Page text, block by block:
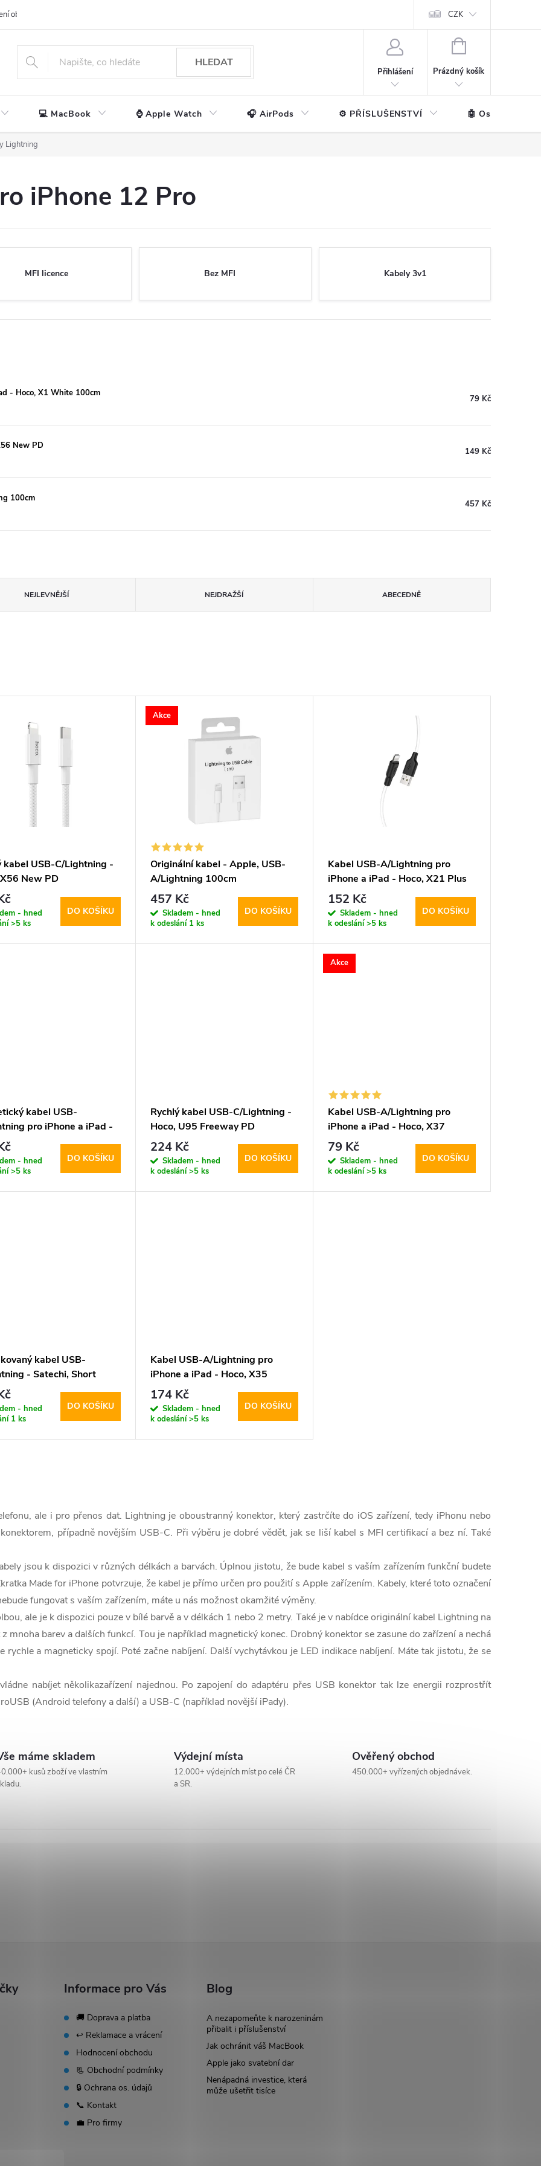
obchodu CZK
HLEDAT
Přihlášení
NÁKUPNÍ
Prázdný košík
💻 MacBook ⌚ Apple Watch 🎧 AirPods ⚙️ PŘÍSLUŠENSTVÍ 🤖 Ostatní
Lightning
iPhone 12 Pro
MFI licence Bez MFI Kabely 3v1
- Hoco, X1 White 100cm
79 Kč
New PD
149 Kč
100cm
457 Kč
NEJLEVNĚJŠÍ NEJDRAŽŠÍ ABECEDNĚ
kabel USB-C/Lightning -
New PD
- hned
>5 ks
DO KOŠÍKU
Akce
Originální kabel - Apple, USB-
A/Lightning 100cm
457 Kč
Skladem - hned
k odeslání 1 ks
DO KOŠÍKU
Kabel USB-A/Lightning pro
iPhone a iPad - Hoco, X21 Plus
White
152 Kč
Skladem - hned
k odeslání>5 ks
DO KOŠÍKU
kabel USB-
pro iPhone a iPad -
Sereno Black
- hned
>5 ks
DO KOŠÍKU
Rychlý kabel USB-C/Lightning -
Hoco, U95 Freeway PD
224 Kč
Skladem - hned
k odeslání>5 ks
DO KOŠÍKU
Akce
Kabel USB-A/Lightning pro
iPhone a iPad - Hoco, X37
CoolPower
79 Kč
Skladem - hned
k odeslání>5 ks
DO KOŠÍKU
kabel USB-
- Satechi, Short
- hned
1 ks
DO KOŠÍKU
Kabel USB-A/Lightning pro
iPhone a iPad - Hoco, X35
Premium 25cm
174 Kč
Skladem - hned
k odeslání>5 ks
DO KOŠÍKU
ale i pro přenos dat. Lightning je oboustranný konektor, který zastrčíte do iOS zařízení, tedy iPhonu nebo
případně novějším USB-C. Při výběru je dobré vědět, jak se liší kabel s MFI certifikací a bez ní. Také
jsou k dispozici v různých délkách a barvách. Úplnou jistotu, že bude kabel s vaším zařízením funkční budete
Made for iPhone potvrzuje, že kabel je přímo určen pro použití s Apple zařízením. Kabely, které toto označení
fungovat s vaším zařízením, máte u nás možnost okamžité výměny.
ale je k dispozici pouze v bílé barvě a v délkách 1 nebo 2 metry. Také je v nabídce originální kabel Lightning na
mnoha barev a dalších funkcí. Tou je například magnetický konec. Drobný konektor se zasune do zařízení a nechá
a magneticky spojí. Poté začne nabíjení. Další vychytávkou je LED indikace nabíjení. Máte tak jistotu, že se
nabíjet několikazařízení najednou. Po zapojení do adaptéru přes USB konektor tak lze energii rozprostřít
(Android telefony a další) a USB-C (například novější iPady).
máme skladem
kusů zboží ve vlastním
Výdejní místa
12.000+ výdejních míst po celé ČR
a SR.
Ověřený obchod
450.000+ vyřízených objednávek.
Informace pro Vás
🚚 Doprava a platba
↩️ Reklamace a vrácení
Hodnocení obchodu
📃 Obchodní podmínky
🔒 Ochrana os. údajů
📞 Kontakt
💼 Pro firmy
Blog
A nezapomeňte k narozeninám
přibalit i příslušenství
Jak ochránit váš MacBook
Apple jako svatební dar
Nenápadná investice, která
může ušetřit tisíce